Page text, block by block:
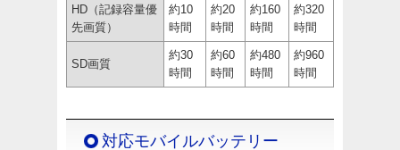
HD（記録容量優
先画質）
約10
時間
約20
時間
約160
時間
約320
時間
SD画質
約30
時間
約60
時間
約480
時間
約960
時間
対応モバイルバッテリー